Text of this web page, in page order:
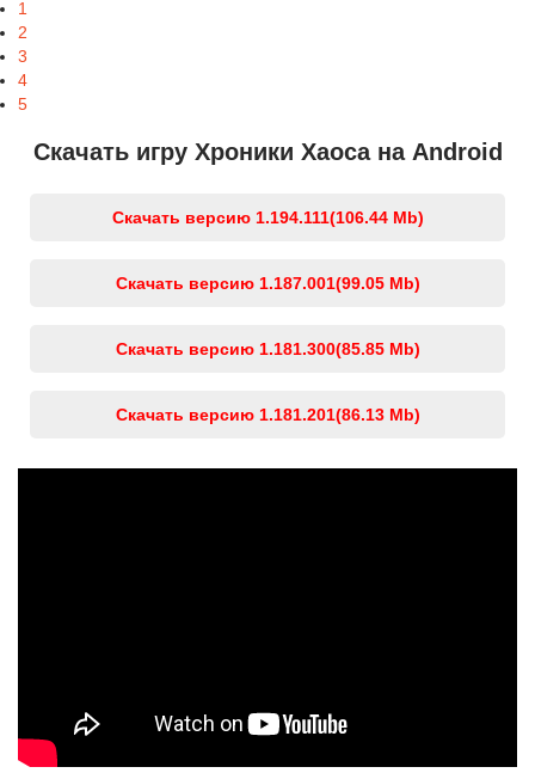
1
2
3
4
5
Скачать игру Хроники Хаоса на Android
Скачать версию 1.194.111(106.44 Mb)
Скачать версию 1.187.001(99.05 Mb)
Скачать версию 1.181.300(85.85 Mb)
Скачать версию 1.181.201(86.13 Mb)